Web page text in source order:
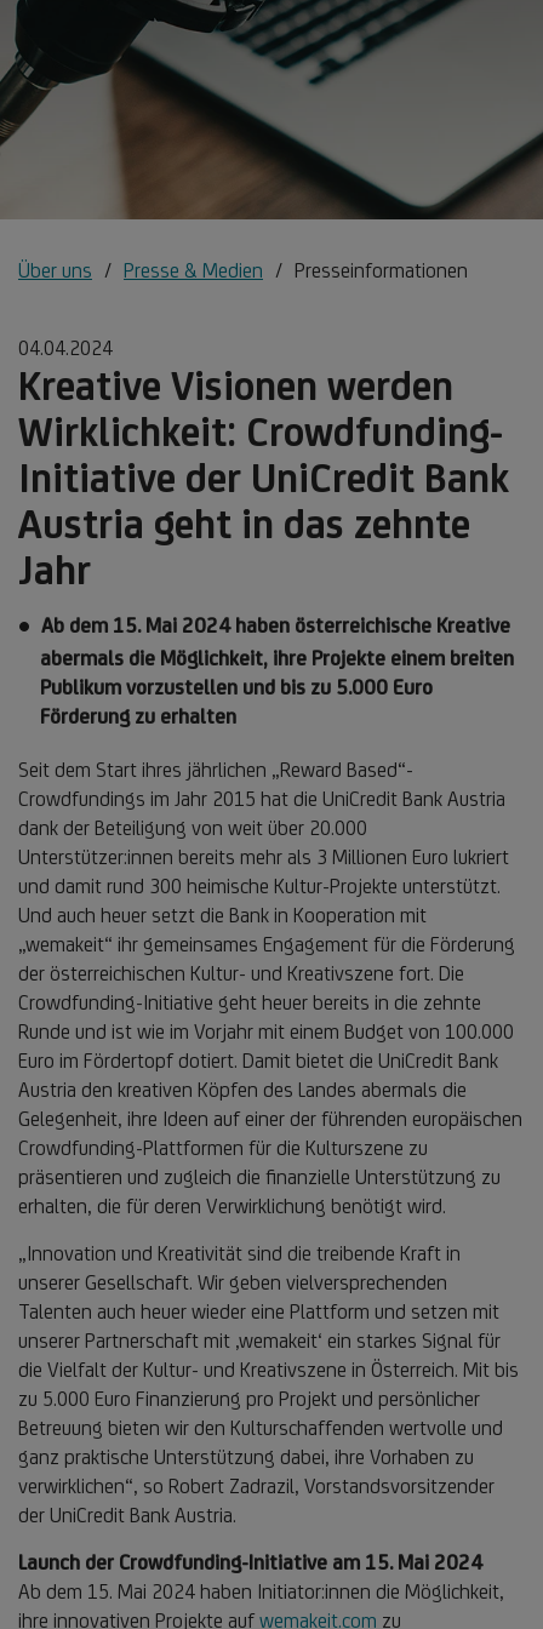
Über uns Presse & Medien Presseinformationen
04.04.2024
Kreative Visionen werden
Wirklichkeit: Crowdfunding-
Initiative der UniCredit Bank
Austria geht in das zehnte
Jahr
Ab dem 15. Mai 2024 haben österreichische Kreative
abermals die Möglichkeit, ihre Projekte einem breiten
Publikum vorzustellen und bis zu 5.000 Euro
Förderung zu erhalten
Seit dem Start ihres jährlichen „Reward Based“-
Crowdfundings im Jahr 2015 hat die UniCredit Bank Austria
dank der Beteiligung von weit über 20.000
Unterstützer:innen bereits mehr als 3 Millionen Euro lukriert
und damit rund 300 heimische Kultur-Projekte unterstützt.
Und auch heuer setzt die Bank in Kooperation mit
„wemakeit“ ihr gemeinsames Engagement für die Förderung
der österreichischen Kultur- und Kreativszene fort. Die
Crowdfunding-Initiative geht heuer bereits in die zehnte
Runde und ist wie im Vorjahr mit einem Budget von 100.000
Euro im Fördertopf dotiert. Damit bietet die UniCredit Bank
Austria den kreativen Köpfen des Landes abermals die
Gelegenheit, ihre Ideen auf einer der führenden europäischen
Crowdfunding-Plattformen für die Kulturszene zu
präsentieren und zugleich die finanzielle Unterstützung zu
erhalten, die für deren Verwirklichung benötigt wird.
„Innovation und Kreativität sind die treibende Kraft in
unserer Gesellschaft. Wir geben vielversprechenden
Talenten auch heuer wieder eine Plattform und setzen mit
unserer Partnerschaft mit ‚wemakeit‘ ein starkes Signal für
die Vielfalt der Kultur- und Kreativszene in Österreich. Mit bis
zu 5.000 Euro Finanzierung pro Projekt und persönlicher
Betreuung bieten wir den Kulturschaffenden wertvolle und
ganz praktische Unterstützung dabei, ihre Vorhaben zu
verwirklichen“, so Robert Zadrazil, Vorstandsvorsitzender
der UniCredit Bank Austria.
Launch der Crowdfunding-Initiative am 15. Mai 2024
Ab dem 15. Mai 2024 haben Initiator:innen die Möglichkeit,
ihre innovativen Projekte auf wemakeit.com zu